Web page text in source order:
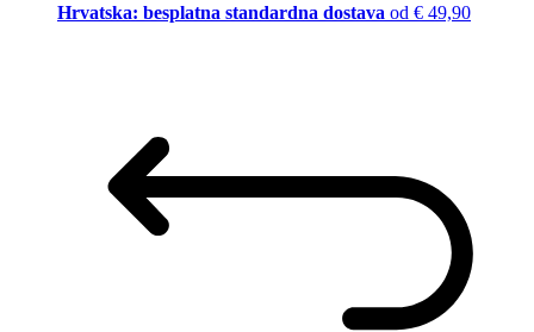
Hrvatska: besplatna standardna dostava od € 49,90